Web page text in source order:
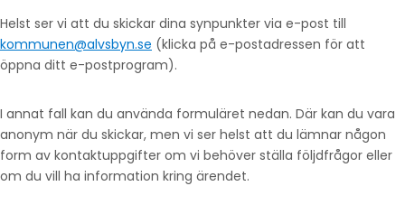
Helst ser vi att du skickar dina synpunkter via e-post till
kommunen@alvsbyn.se (klicka på e-postadressen för att
öppna ditt e-postprogram).
I annat fall kan du använda formuläret nedan. Där kan du vara
anonym när du skickar, men vi ser helst att du lämnar någon
form av kontaktuppgifter om vi behöver ställa följdfrågor eller
om du vill ha information kring ärendet.